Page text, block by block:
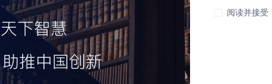
阅读并接受